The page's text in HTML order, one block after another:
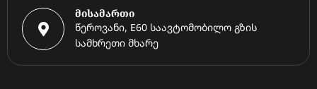
მისამართი
წეროვანი, E60 საავტომობილო გზის
სამხრეთი მხარე